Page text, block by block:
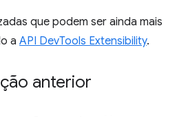
que podem ser ainda mais
a API DevTools Extensibility.
anterior